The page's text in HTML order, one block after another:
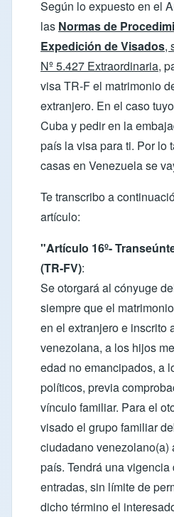
Según lo expuesto en el
las Normas de
Expedición de Visados,
Nº 5.427 Extraordinaria,
visa TR-F el matrimonio
extranjero. En el caso
Cuba y pedir en la
país la visa para ti. Por lo
casas en Venezuela se
Te transcribo a
artículo:
"Artículo 16º-
(TR-FV):
Se otorgará al cónyuge
siempre que el
en el extranjero e inscrito
venezolana, a los hijos
edad no emancipados, a
políticos, previa
vínculo familiar. Para el
visado el grupo familiar
ciudadano venezolano(a)
país. Tendrá una
entradas, sin límite de
dicho término el